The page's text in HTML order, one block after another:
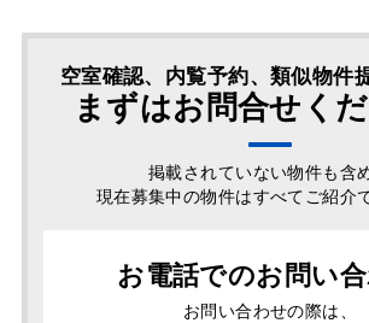
空室確認、内覧予約、類似物件
まずはお問合せく
掲載されていない物件も含
現在募集中の物件はすべてご紹介
お電話でのお問い
お問い合わせの際は、